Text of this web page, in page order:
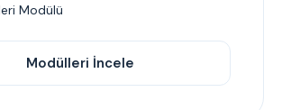
Modülü
Modülleri İncele